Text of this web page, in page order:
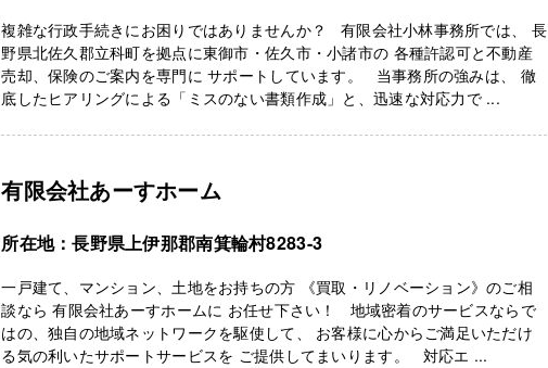
複雑な行政手続きにお困りではありませんか？ 有限会社小林事務所では、 長
野県北佐久郡立科町を拠点に東御市・佐久市・小諸市の 各種許認可と不動産
売却、保険のご案内を専門に サポートしています。 当事務所の強みは、 徹
底したヒアリングによる「ミスのない書類作成」と、迅速な対応力で ...
有限会社あーすホーム
所在地：長野県上伊那郡南箕輪村8283-3
一戸建て、マンション、土地をお持ちの方 《買取・リノベーション》のご相
談なら 有限会社あーすホームに お任せ下さい！ 地域密着のサービスならで
はの、独自の地域ネットワークを駆使して、 お客様に心からご満足いただけ
る気の利いたサポートサービスを ご提供してまいります。 対応エ ...